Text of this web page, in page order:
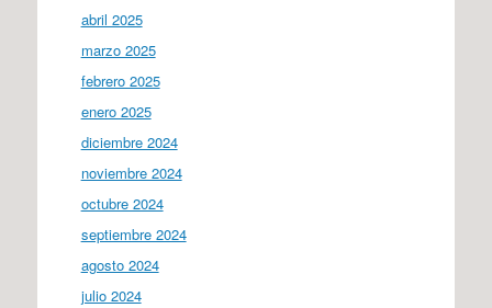
abril 2025
marzo 2025
febrero 2025
enero 2025
diciembre 2024
noviembre 2024
octubre 2024
septiembre 2024
agosto 2024
julio 2024